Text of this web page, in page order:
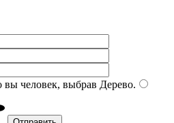
вы человек, выбрав Дерево.